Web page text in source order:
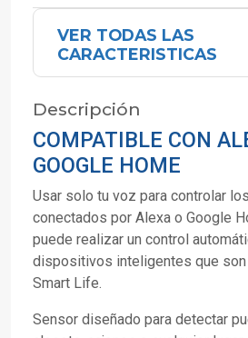
VER TODAS LAS
CARACTERISTICAS
Descripción
COMPATIBLE CON
GOOGLE HOME
Usar solo tu voz para controlar
conectados por Alexa o Google
puede realizar un control
dispositivos inteligentes que
Smart Life.
Sensor diseñado para detectar